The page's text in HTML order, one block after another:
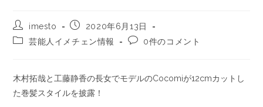
imesto
2020年6月13日
芸能人イメチェン情報
0件のコメント
木村拓哉と工藤静香の長女でモデルのCocomiが12cmカットし
た巻髪スタイルを披露！